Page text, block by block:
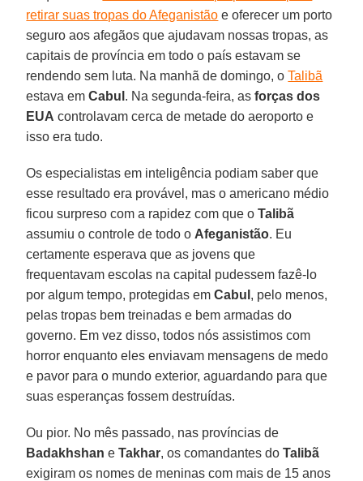
retirar suas tropas do Afeganistão e oferecer um porto
seguro aos afegãos que ajudavam nossas tropas, as
capitais de província em todo o país estavam se
rendendo sem luta. Na manhã de domingo, oTalibã
estava emCabul . Na segunda-feira, asforças dos
EUA controlavam cerca de metade do aeroporto e
isso era tudo.
Os especialistas em inteligência podiam saber que
esse resultado era provável, mas o americano médio
ficou surpreso com a rapidez com que oTalibã
assumiu o controle de todo o Afeganistão. Eu
certamente esperava que as jovens que
frequentavam escolas na capital pudessem fazê-lo
por algum tempo, protegidas emCabul , pelo menos,
pelas tropas bem treinadas e bem armadas do
governo. Em vez disso, todos nós assistimos com
horror enquanto eles enviavam mensagens de medo
e pavor para o mundo exterior, aguardando para que
suas esperanças fossem destruídas.
Ou pior. No mês passado, nas províncias de
Badakhshan eTakhar, os comandantes doTalibã
exigiram os nomes de meninas com mais de 15 anos